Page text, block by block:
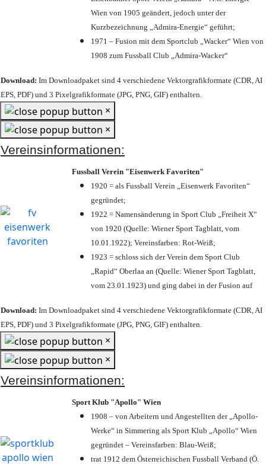
Wien von 1905 geändert, jedoch unter der
Kurzbezeichnung „Admira-Energie“ geführt;
1971 – Fusion mit dem Sportclub „Wacker“ Wien von
1908 zum Fussball Club „Admira-Wacker“
Download: Im Downloadpaket sind 4 verschiedene Vektorgrafikformate (CDR, AI
EPS, PDF) und 3 Pixelgrafikformate (JPG, PNG, GIF) enthalten.
×
×
Vereinsinformationen:
Fussball Verein "Eisenwerk Favoriten"
1920 = als Fussball Verein „Eisenwerk Favoriten“
gegründet;
1922 = Namensänderung in Sport Club „Freiheit X“
von 1920 (Quelle: Wiener Sport Tagblatt, vom
10.01.1922); Vereinsfarben: Rot-Weiß;
1923 = schloss sich der Verein dem Sport Club
„Rapid“ Oberlaa an (Quelle: Wiener Sport Tagblatt,
vom 23.01.1923) und ging dabei in der Fusion auf
Download: Im Downloadpaket sind 4 verschiedene Vektorgrafikformate (CDR, AI
EPS, PDF) und 3 Pixelgrafikformate (JPG, PNG, GIF) enthalten.
×
×
Vereinsinformationen:
Sport Klub "Apollo" Wien
1908 – von Arbeitern und Angestellten der „Apollo-
Werke“ in Simmering als Sport Klub „Apollo“ Wien
gegründet – Vereinsfarben: Blau-Weiß;
trat 1912 dem Österreichischen Fussball Verband (Ö.